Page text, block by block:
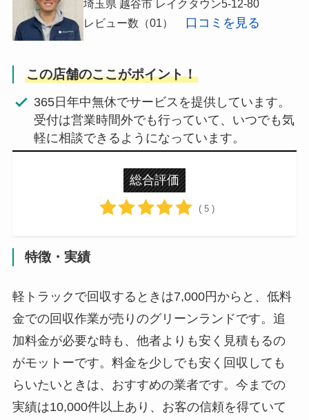
埼玉県 越谷市 レイクタウン5-12-80
レビュー数（01）
口コミを見る
この店舗のここがポイント！
365日年中無休でサービスを提供しています。
受付は営業時間外でも行っていて、いつでも気
軽に相談できるようになっています。
総合評価
( 5 )
特徴・実績
軽トラックで回収するときは7,000円からと、低料
金での回収作業が売りのグリーンランドです。追
加料金が必要な時も、他者よりも安く見積もるの
がモットーです。料金を少しでも安く回収しても
らいたいときは、おすすめの業者です。今までの
実績は10,000件以上あり、お客の信頼を得ていて